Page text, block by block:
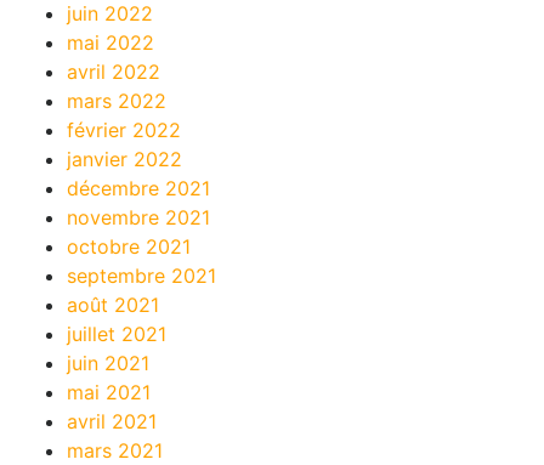
juin 2022
mai 2022
avril 2022
mars 2022
février 2022
janvier 2022
décembre 2021
novembre 2021
octobre 2021
septembre 2021
août 2021
juillet 2021
juin 2021
mai 2021
avril 2021
mars 2021